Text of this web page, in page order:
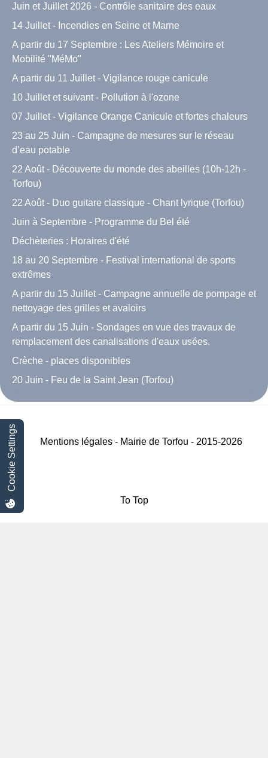
Juin et Juillet 2026 - Contrôle sanitaire des eaux
14 Juillet - Incendies en Seine et Marne
A partir du 17 Septembre : Les Ateliers Mémoire et
Mobilité "MéMo"
A partir du 11 Juillet - Vigilance rouge canicule
10 Juillet et suivant - Pollution à l'ozone
07 Juillet - Vigilance Orange Canicule et fortes chaleurs
23 au 25 Juin - Campagne de mesures sur le réseau
d’eau potable
22 Août - Découverte du monde des abeilles (10h-12h -
Torfou)
22 Août - Duo guitare classique - Chant lyrique (Torfou)
Juin à Septembre - Programme du Bel été
Déchèteries : Horaires d'été
18 au 20 Septembre - Festival international de sports
extrêmes
A partir du 15 Juillet - Campagne annuelle de pompage et
nettoyage des grilles et avaloirs
A partir du 15 Juin - Sondages en vue des travaux de
remplacement des canalisations d'eaux usées.
Crèche - places disponibles
20 Juin - Feu de la Saint Jean (Torfou)
Mentions légales - Mairie de Torfou - 2015-2026
To Top
Cookie Settings